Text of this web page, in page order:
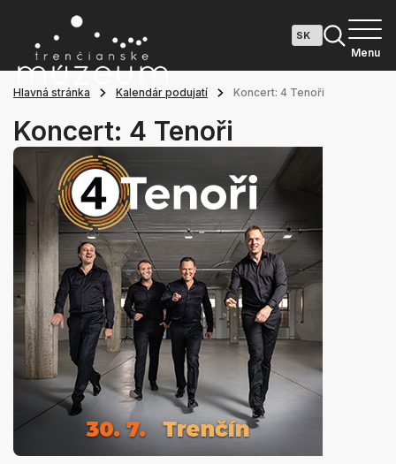
Menu
Hlavná stránka Kalendár podujatí Koncert: 4 Tenoři
Koncert: 4 Tenoři